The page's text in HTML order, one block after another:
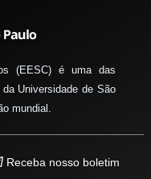
(EESC) é uma das
Universidade de São
mundial.
Receba nosso boletim